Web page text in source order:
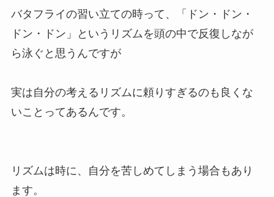
バタフライの習い立ての時って、「ドン・ドン・
ドン・ドン」というリズムを頭の中で反復しなが
ら泳ぐと思うんですが
実は自分の考えるリズムに頼りすぎるのも良くな
いことってあるんです。
リズムは時に、自分を苦しめてしまう場合もあり
ます。